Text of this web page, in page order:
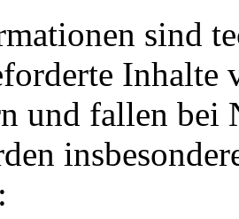
sind
Inhalte
und fallen bei